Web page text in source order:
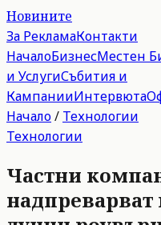
Новините
За РекламаКонтакти
НачалоБизнесМестен
и УслугиСъбития и
КампанииИнтервюта
Начало/ Технологии
Технологии
Частни
надпреварват